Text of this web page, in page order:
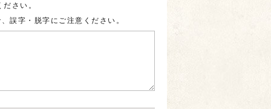
さい。
誤字・脱字にご注意ください。